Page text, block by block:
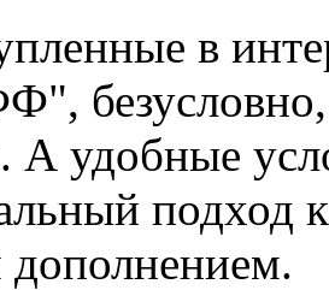
в
безусловно,
А удобные
подход